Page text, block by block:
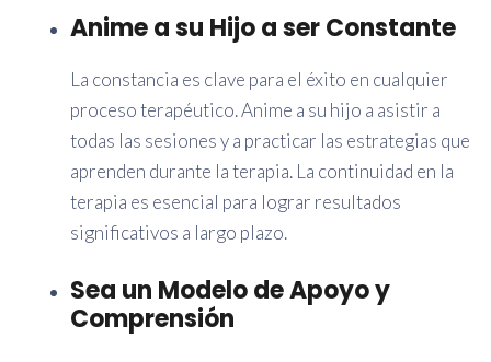
Anime a su Hijo a ser Constante
La constancia es clave para el éxito en cualquier
proceso terapéutico. Anime a su hijo a asistir a
todas las sesiones y a practicar las estrategias que
aprenden durante la terapia. La continuidad en la
terapia es esencial para lograr resultados
significativos a largo plazo.
Sea un Modelo de Apoyo y
Comprensión